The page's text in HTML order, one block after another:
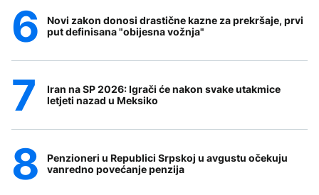
Novi zakon donosi drastične kazne za prekršaje, prvi
put definisana "obijesna vožnja"
Iran na SP 2026: Igrači će nakon svake utakmice
letjeti nazad u Meksiko
Penzioneri u Republici Srpskoj u avgustu očekuju
vanredno povećanje penzija